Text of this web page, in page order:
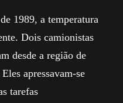
1989, a temperatura
Dois camionistas
desde a região de
apressavam-se
tarefas